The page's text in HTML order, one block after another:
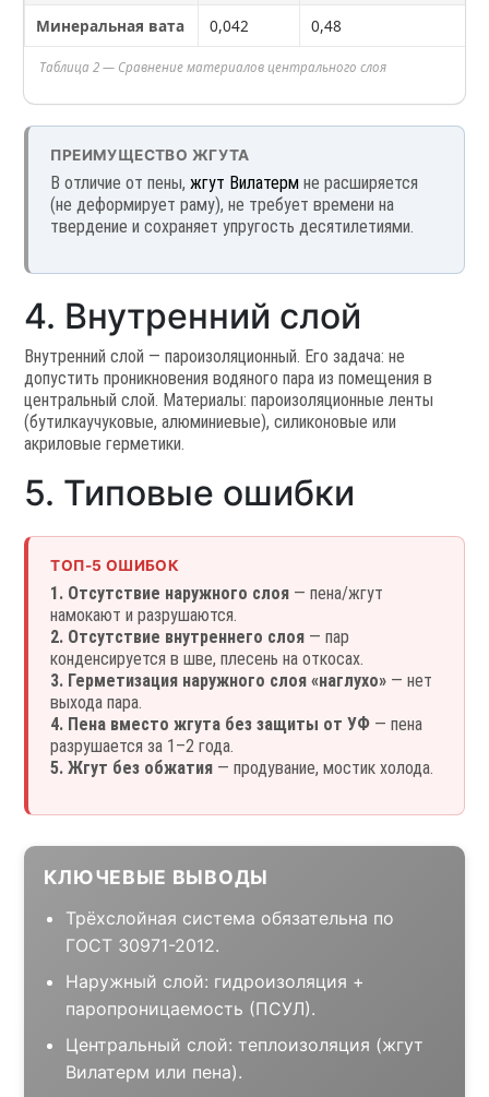
Таблица 2 — Сравнение материалов центрального слоя
Минеральная вата
0,042 0,48
ПРЕИМУЩЕСТВО ЖГУТА
В отличие от пены,жгут Вилатерм не расширяется
(не деформирует раму), не требует времени на
твердение и сохраняет упругость десятилетиями.
4. Внутренний слой
Внутренний слой — пароизоляционный. Его задача: не
допустить проникновения водяного пара из помещения в
центральный слой. Материалы: пароизоляционные ленты
(бутилкаучуковые, алюминиевые), силиконовые или
акриловые герметики.
5. Типовые ошибки
ТОП-5 ОШИБОК
1. Отсутствие наружного слоя — пена/жгут
намокают и разрушаются.
2. Отсутствие внутреннего слоя — пар
конденсируется в шве, плесень на откосах.
3. Герметизация наружного слоя «наглухо» — нет
выхода пара.
4. Пена вместо жгута без защиты от УФ — пена
разрушается за 1–2 года.
5. Жгут без обжатия — продувание, мостик холода.
КЛЮЧЕВЫЕ ВЫВОДЫ
Трёхслойная система обязательна по
ГОСТ 30971-2012.
Наружный слой: гидроизоляция +
паропроницаемость (ПСУЛ).
Центральный слой: теплоизоляция (жгут
Вилатерм или пена).